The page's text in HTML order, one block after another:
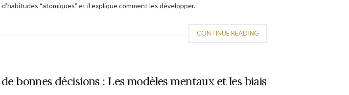
“atomiques” et il explique comment les développer.
CONTINUE READING
bonnes décisions : Les modèles mentaux et les biais